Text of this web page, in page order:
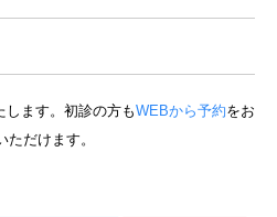
ます。初診の方もWEBから予約をお
ただけます。